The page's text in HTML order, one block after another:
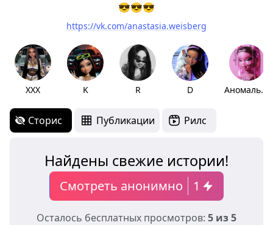
😎😎😎
https://vk.com/anastasia.weisberg
ХХХ K R D Аномальное
Сторис Публикации Рилс
Найдены свежие истории!
Смотреть анонимно 1
Осталось бесплатных просмотров: 5 из 5